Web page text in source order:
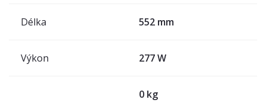
Délka 552 mm
Výkon 277 W
0 kg